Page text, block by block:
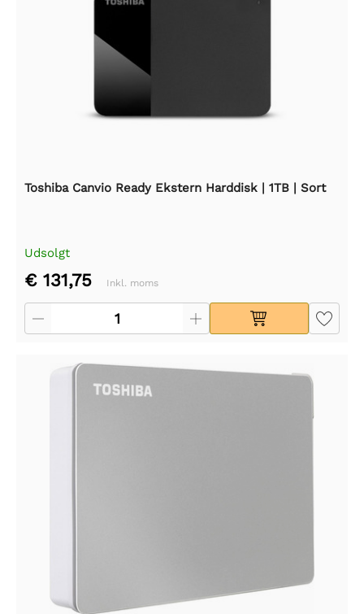
Toshiba Canvio Ready Ekstern Harddisk | 1TB | Sort
Udsolgt
€ 131,75 Inkl. moms